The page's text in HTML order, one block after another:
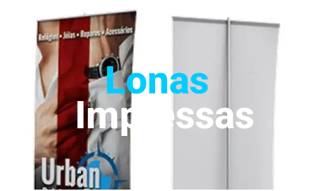
Lonas
Impressas